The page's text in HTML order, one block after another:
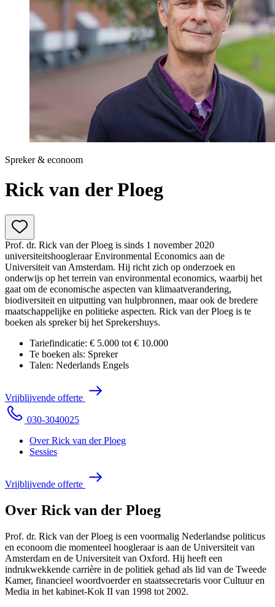
Prinsjesdag
Samenwerken
Technologie & Innovatie
Toekomst van werk
Trendwatchers
WK & EK Voetbal
Spreker & econoom
Rick van der Ploeg
Prof. dr. Rick van der Ploeg is sinds 1 november 2020
universiteitshoogleraar Environmental Economics aan de
Universiteit van Amsterdam. Hij richt zich op onderzoek en
onderwijs op het terrein van environmental economics, waarbij het
gaat om de economische aspecten van klimaatverandering,
biodiversiteit en uitputting van hulpbronnen, maar ook de bredere
maatschappelijke en politieke aspecten. Rick van der Ploeg is te
boeken als spreker bij het Sprekershuys.
Tariefindicatie: € 5.000 tot € 10.000
Te boeken als: Spreker
Talen: Nederlands Engels
Vrijblijvende offerte
030-3040025
Over Rick van der Ploeg
Sessies
Vrijblijvende offerte
Over Rick van der Ploeg
Prof. dr. Rick van der Ploeg is een voormalig Nederlandse politicus
en econoom die momenteel hoogleraar is aan de Universiteit van
Amsterdam en de Universiteit van Oxford. Hij heeft een
indrukwekkende carrière in de politiek gehad als lid van de Tweede
Kamer, financieel woordvoerder en staatssecretaris voor Cultuur en
Media in het kabinet-Kok II van 1998 tot 2002.